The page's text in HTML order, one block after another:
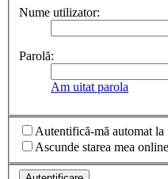
Nume utilizator:
Parolă:
Am uitat parola
Autentifică-mă automat la
Ascunde starea mea